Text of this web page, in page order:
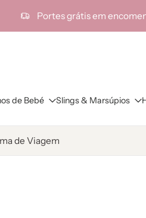
Portes grátis em
de Bebé Slings & Marsúpios
de Viagem